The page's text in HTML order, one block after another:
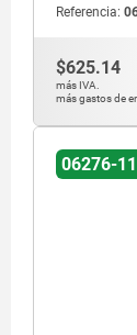
1) Posición
Referencia:
$625.14
más IVA.
más gastos de
06276-